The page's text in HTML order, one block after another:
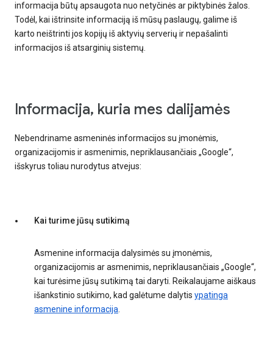
informacija būtų apsaugota nuo netyčinės ar piktybinės žalos.
Todėl, kai ištrinsite informaciją iš mūsų paslaugų, galime iš
karto neištrinti jos kopijų iš aktyvių serverių ir nepašalinti
informacijos iš atsarginių sistemų.
Informacija, kuria mes dalijamės
Nebendriname asmeninės informacijos su įmonėmis,
organizacijomis ir asmenimis, nepriklausančiais „Google“,
išskyrus toliau nurodytus atvejus:
Kai turime jūsų sutikimą
Asmenine informacija dalysimės su įmonėmis,
organizacijomis ar asmenimis, nepriklausančiais „Google“,
kai turėsime jūsų sutikimą tai daryti. Reikalaujame aiškaus
išankstinio sutikimo, kad galėtume dalytis ypatinga
asmenine informacija.